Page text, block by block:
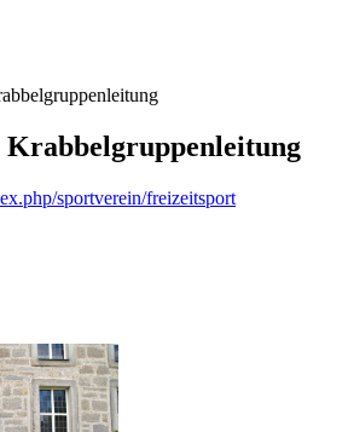
Krabbelgruppenleitung
sportverein/freizeitsport